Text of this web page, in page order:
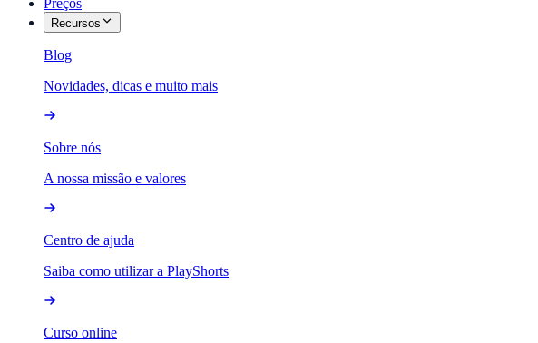
Preços
Recursos
Blog
Novidades, dicas e muito mais
Sobre nós
A nossa missão e valores
Centro de ajuda
Saiba como utilizar a PlayShorts
Curso online